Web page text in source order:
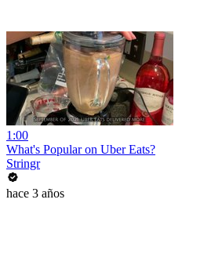
1:00
What's Popular on Uber Eats?
Stringr
hace 3 años